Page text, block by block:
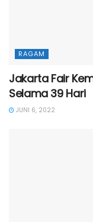
RAGAM
Jakarta Fair
Selama 39 Hari
JUNI 6, 2022